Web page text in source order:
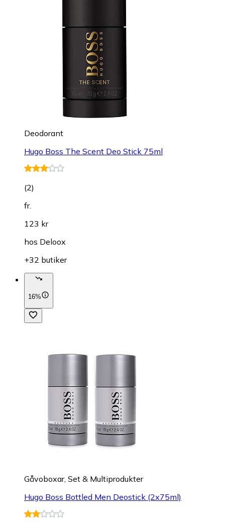
Deodorant
Hugo Boss The Scent Deo Stick 75ml
(2)
fr.
123 kr
hos Deloox
+32 butiker
16%
Gåvoboxar, Set & Multiprodukter
Hugo Boss Bottled Men Deostick (2x75ml)